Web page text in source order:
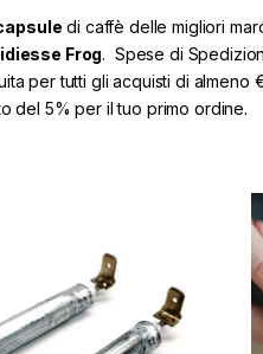
di caffè delle migliori
Frog. Spese di
per tutti gli acquisti di almeno
del 5% per il tuo primo ordine.